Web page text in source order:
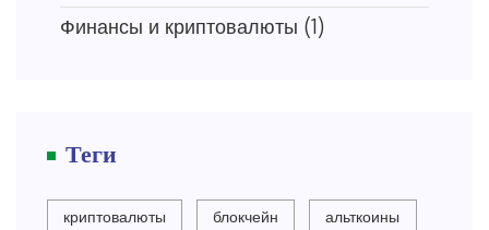
Финансы и криптовалюты (1)
Теги
криптовалюты блокчейн альткоины